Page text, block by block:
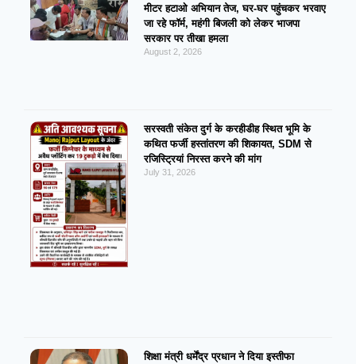
मीटर हटाओ अभियान तेज, घर-घर पहुंचकर भरवाए
जा रहे फॉर्म, महंगी बिजली को लेकर भाजपा
सरकार पर तीखा हमला
August 2, 2026
सरस्वती संकेत दुर्ग के करहीडीह स्थित भूमि के
कथित फर्जी हस्तांतरण की शिकायत, SDM से
रजिस्ट्रियां निरस्त करने की मांग
July 31, 2026
शिक्षा मंत्री धर्मेंद्र प्रधान ने दिया इस्तीफा